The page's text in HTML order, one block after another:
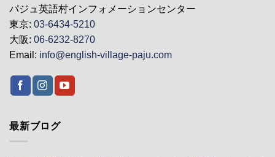
パジュ英語村インフォメーションセンター
東京: 03-6434-5210
大阪: 06-6232-8270
Email: info@english-village-paju.com
最新ブログ